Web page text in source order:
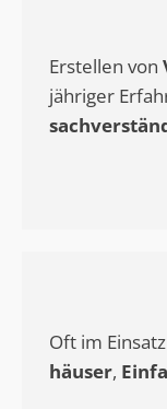
Erstellen von
jähriger
Oft im
häuser,